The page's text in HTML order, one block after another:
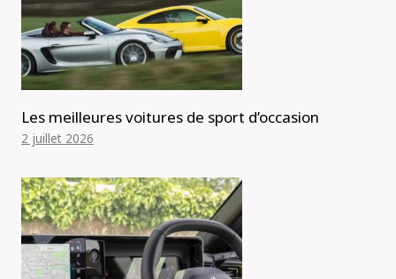
Les meilleures voitures de sport d’occasion
2 juillet 2026